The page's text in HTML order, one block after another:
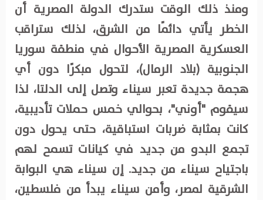
ومنذ ذلك الوقت ستدرك الدولة المصرية أن
الخطر يأتي دائمًا من الشرق، لذلك ستراقب
العسكرية المصرية الأحوال في منطقة سوريا
الجنوبية (بلاد الرمال)، لتحول مبكرًا دون أي
هجمة جديدة تعبر سيناء وتصل إلى الدلتا، لذا
سيقوم "أوني"، بحوالي خمس حملات تأديبية،
كانت بمثابة ضربات استباقية، حتى يحول دون
تجمع البدو من جديد في كيانات تسمح لهم
باجتياح سيناء من جديد. إن سيناء هي البوابة
الشرقية لمصر، وأمن سيناء يبدأ من فلسطين،